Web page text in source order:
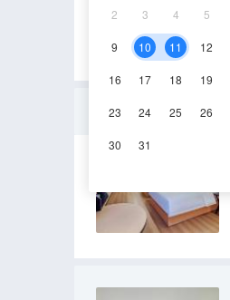
2 3 4 5
9 10 11 12
16 17 18 19
23 24 25 26
30 31